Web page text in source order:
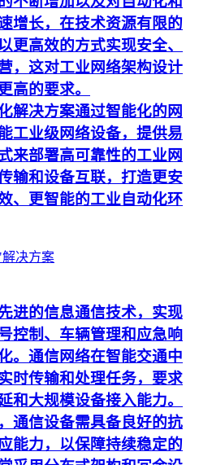
增长，在技术资源有限的
更高效的方式实现安全、
，这对工业网络架构设计
高的要求。
解决方案通过智能化的网
工业级网络设备，提供易
来部署高可靠性的工业网
输和设备互联，打造更安
、更智能的工业自动化环
决方案
进的信息通信技术，实现
控制、车辆管理和应急响
。通信网络在智能交通中
时传输和处理任务，要求
和大规模设备接入能力。
通信设备需具备良好的抗
能力，以保障持续稳定的